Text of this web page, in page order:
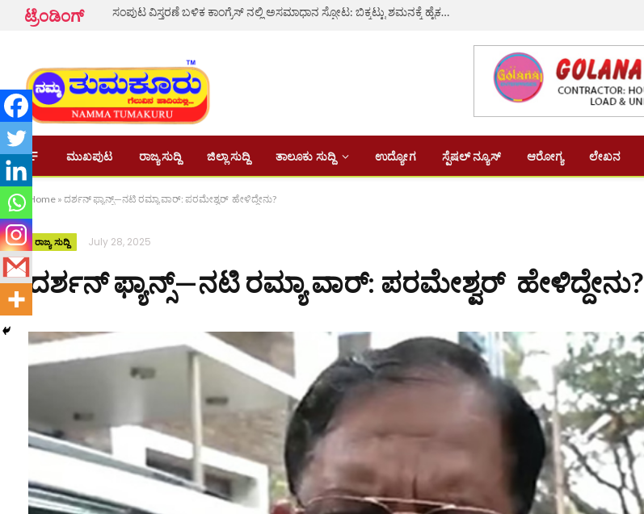
ಟ್ರೆಂಡಿಂಗ್ ಸಂಪುಟ ವಿಸ್ತರಣೆ ಬಳಿಕ ಕಾಂಗ್ರೆಸ್‌ ನಲ್ಲಿ ಅಸಮಾಧಾನ ಸ್ಫೋಟ: ಬಿಕ್ಕಟ್ಟು ಶಮನಕ್ಕೆ ಹೈಕಮಾಂಡ್‌ ಮೊರೆ ಹೋದ ಸಿಎಂ ಡಿಕೆಶಿ
ಮುಖಪುಟ ರಾಜ್ಯ ಸುದ್ದಿ ಜಿಲ್ಲಾ ಸುದ್ದಿ ತಾಲೂಕು ಸುದ್ದಿ ಉದ್ಯೋಗ ಸ್ಪೆಷಲ್ ನ್ಯೂಸ್ ಆರೋಗ್ಯ ಲೇಖನ
Home » ದರ್ಶನ್ ಫ್ಯಾನ್ಸ್—ನಟಿ ರಮ್ಯಾ ವಾರ್: ಪರಮೇಶ್ವರ್ ಹೇಳಿದ್ದೇನು?
ರಾಜ್ಯ ಸುದ್ದಿ July 28, 2025
ದರ್ಶನ್ ಫ್ಯಾನ್ಸ್—ನಟಿ ರಮ್ಯಾ ವಾರ್: ಪರಮೇಶ್ವರ್ ಹೇಳಿದ್ದೇನು?